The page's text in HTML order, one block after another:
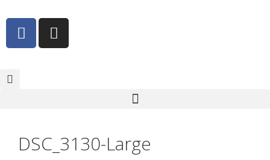
DSC_3130-Large